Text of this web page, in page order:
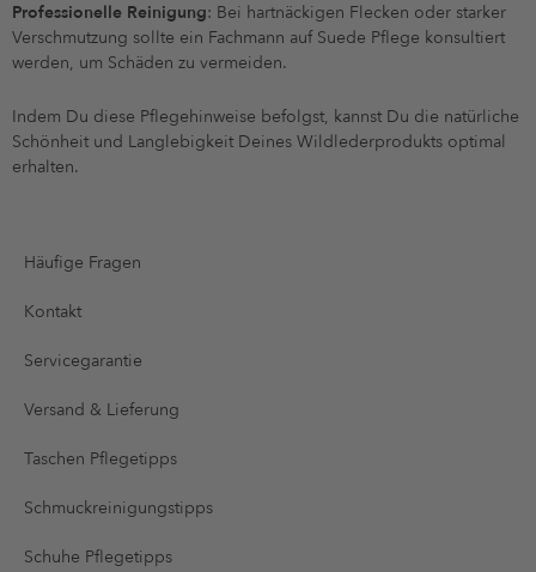
Professionelle Reinigung: Bei hartnäckigen Flecken oder starker
Verschmutzung sollte ein Fachmann auf Suede Pflege konsultiert
werden, um Schäden zu vermeiden.
Indem Du diese Pflegehinweise befolgst, kannst Du die natürliche
Schönheit und Langlebigkeit Deines Wildlederprodukts optimal
erhalten.
Häufige Fragen
Kontakt
Servicegarantie
Versand & Lieferung
Taschen Pflegetipps
Schmuckreinigungstipps
Schuhe Pflegetipps